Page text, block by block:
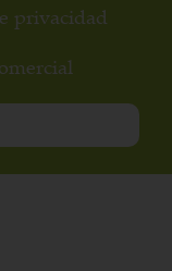
privacidad